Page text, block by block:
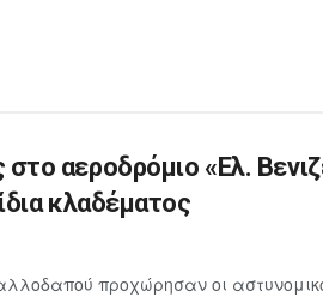
αεροδρόμιο «Ελ.
κλαδέματος
προχώρησαν οι